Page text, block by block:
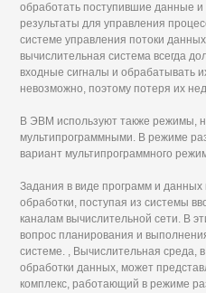
обработать поступившие данные и
результаты для управления
системе управления потоки
вычислительная система всегда
входные сигналы и обрабатывать
невозможно, поэтому потеря их
В ЭВМ используют также режимы,
мультипрограммными. В режиме
вариант мультипрограммного
Задания в виде программ и данных
обработки, поступая из системы
каналам вычислительной сети. В
вопрос планирования и
системе. , Вычислительная среда,
обработки данных, может
комплекс, работающий в режиме